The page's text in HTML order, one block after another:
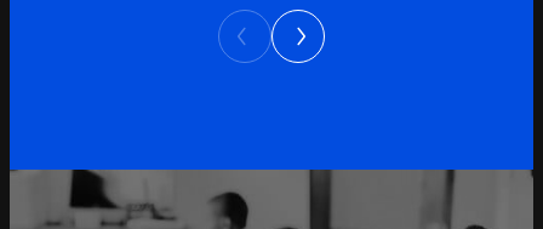
Previous
Next